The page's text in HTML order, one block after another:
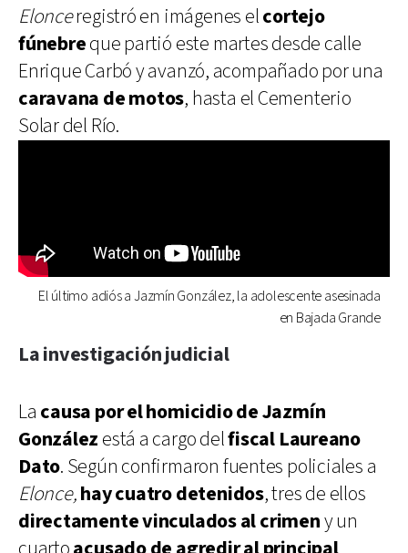
Elonceregistró en imágenes elcortejo
fúnebreque partió este martes desde calle
Enrique Carbó y avanzó, acompañado por una
caravana de motos, hasta el Cementerio
Solar del Río.
El último adiós a Jazmín González, la adolescente asesinada
en Bajada Grande
La investigación judicial
La causa por el homicidio de Jazmín
González está a cargo delfiscal Laureano
Dato. Según confirmaron fuentes policiales a
Elonce,hay cuatro detenidos, tres de ellos
directamente vinculados al crimeny un